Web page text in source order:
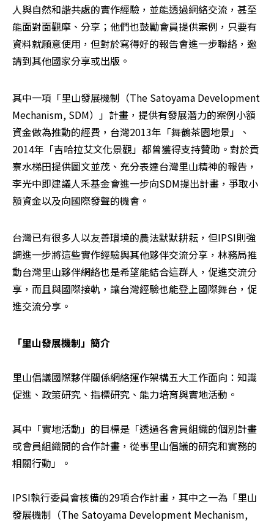
人與自然和諧共處的實作經驗，並能透過網絡交流，甚至
能面對面觀摩、分享；他們也鼓勵會員提供案例，只要有
資料就願意使用，但對於寫得好的報告會進一步聯絡，邀
請到其他國家分享或出版。
其中一項「里山發展機制（The Satoyama Development
Mechanism, SDM）」計畫，提供有發展潛力的案例小額
資金做為推動的經費，台灣2013年「舞鶴茶園地景」、
2014年「吉哈拉艾文化景觀」都曾獲得支持贊助。對於貢
寮水梯田提供圖文並茂、充分表達台灣里山精神的報告，
李光中即建議人禾基金會進一步向SDM提出計畫，爭取小
額資金以及向國際發聲的機會。
台灣已有很多人以友善環境的農法默默耕耘，但IPSI則強
調進一步將這些實作經驗與其他夥伴交流分享，林務局推
動台灣里山夥伴網絡也是希望能結合這群人，促進交流分
享，而且與國際接軌，讓台灣經驗也能登上國際舞台，促
進交流分享。
「里山發展機制」簡介
里山倡議國際夥伴關係網絡運作架構五大工作面向：知識
促進、政策研究、指標研究、能力培育與實地活動。
其中「實地活動」的目標是「透過各會員組織的個別計畫
或會員組織間的合作計畫，從事里山倡議的研究和實務的
相關行動」。
IPSI執行委員會核備的29項合作計畫，其中之一為「里山
發展機制（The Satoyama Development Mechanism,